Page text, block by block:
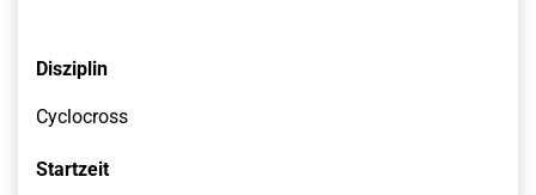
Disziplin
Cyclocross
Startzeit